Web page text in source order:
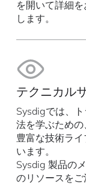
を開いて詳細
します。
テクニカル
Sysdigでは、
法を学ぶための
豊富な技術ラ
います。
Sysdig 製品の
のリソースをご